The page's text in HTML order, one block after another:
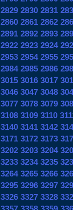
2829 2830 2831
2860 2861 2862
2891 2892 2893
2922 2923 2924
2953 2954 2955
2984 2985 2986
3015 3016 3017
3046 3047 3048
3077 3078 3079
3108 3109 3110
3140 3141 3142
3171 3172 3173
3202 3203 3204
3233 3234 3235
3264 3265 3266
3295 3296 3297
3326 3327 3328